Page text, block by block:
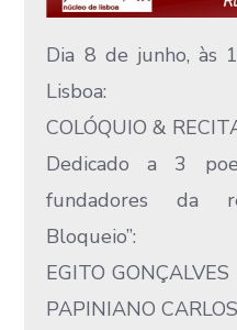
Dia 8 de junho, às
Lisboa:
COLÓQUIO &
Dedicado a 3
fundadores da
Bloqueio”:
EGITO
PAPINIANO CARLOS